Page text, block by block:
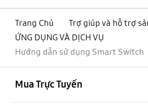
Trang Chủ
Trợ giúp và hỗ trợ
ỨNG DỤNG VÀ DỊCH VỤ
Hướng dẫn sử dụng Smart Switch
Mua Trực Tuyến